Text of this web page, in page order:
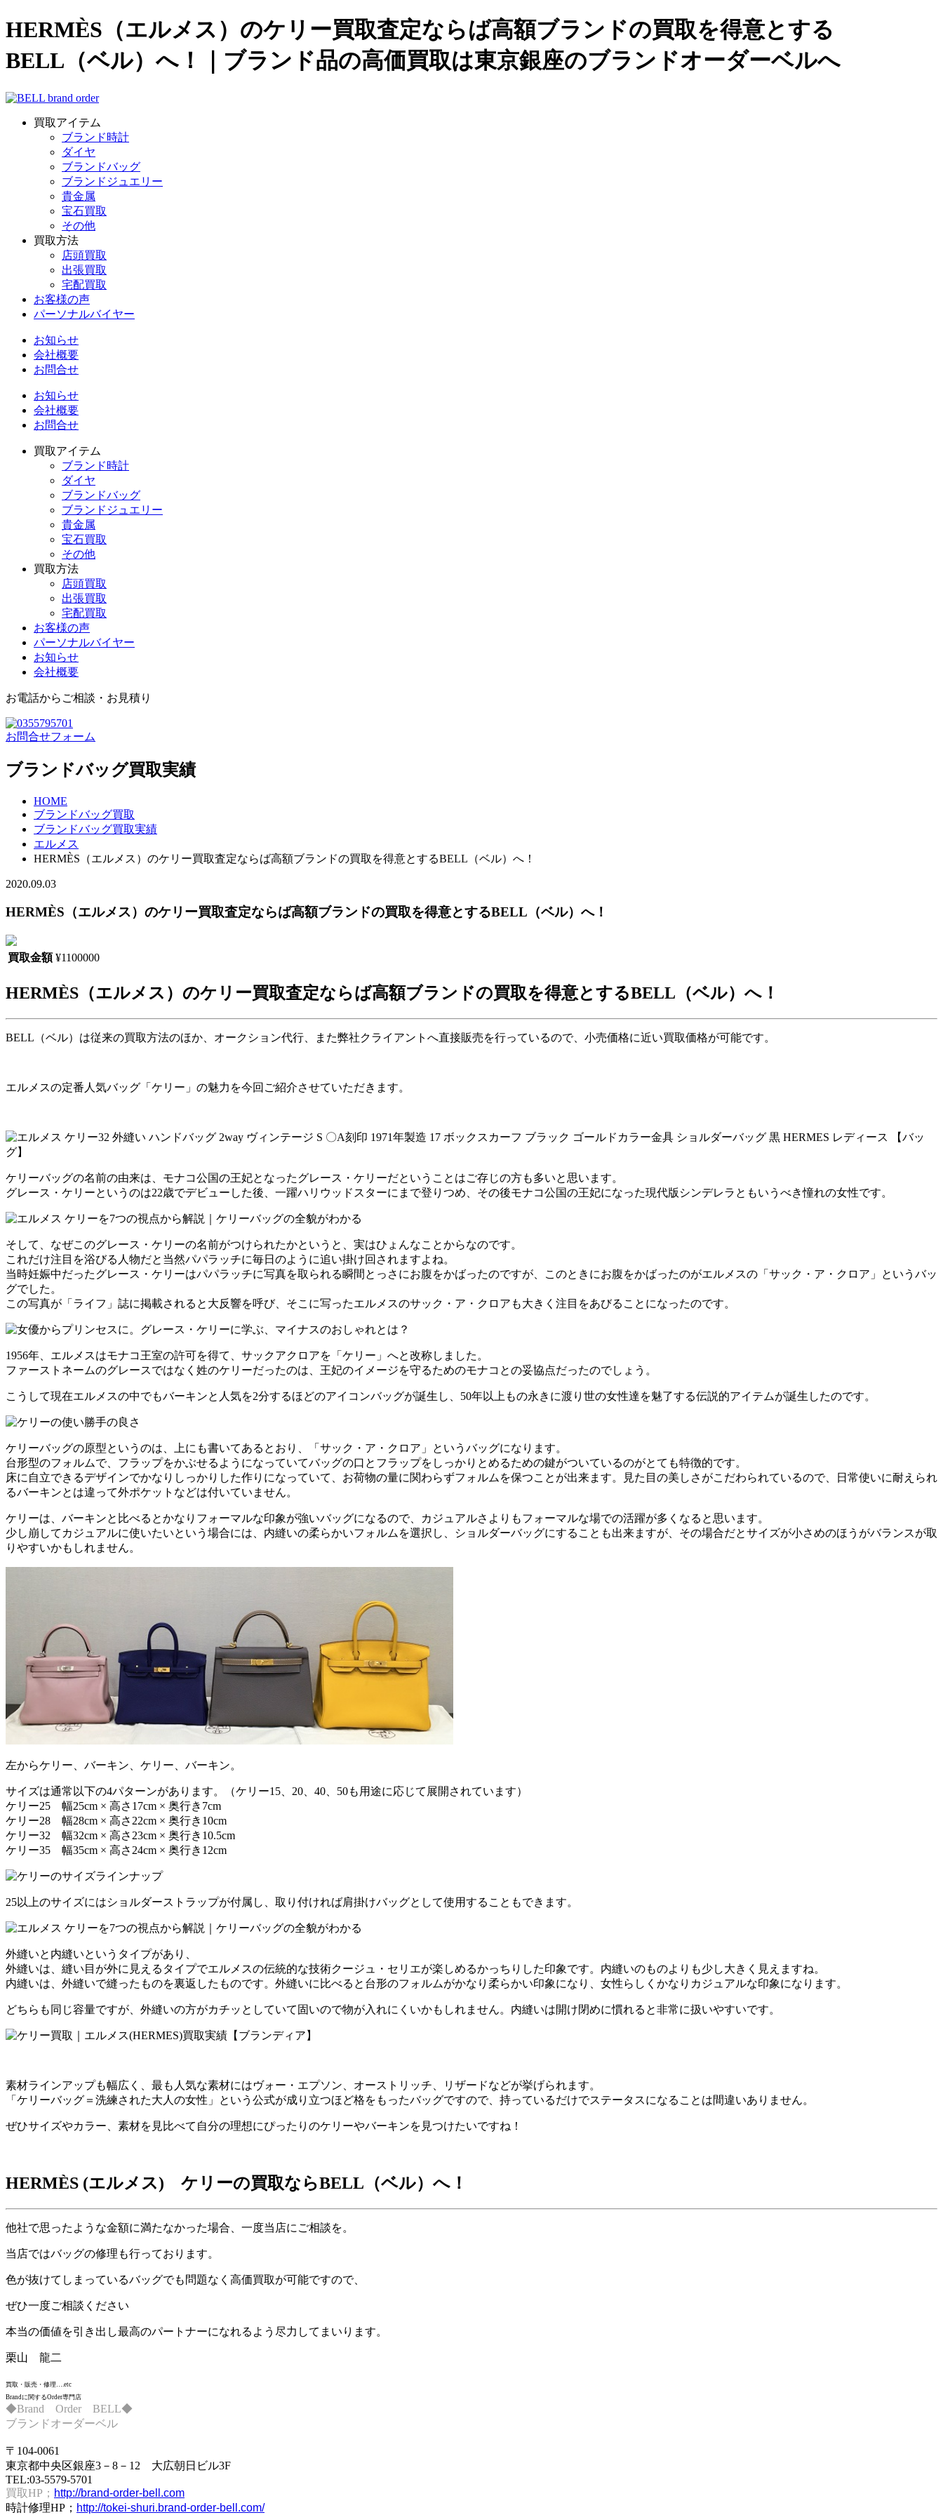
HERMÈS（エルメス）のケリー買取査定ならば高額ブランドの買取を得意とする
BELL（ベル）へ！｜ブランド品の高価買取は東京銀座のブランドオーダーベルへ
買取アイテム
ブランド時計
ダイヤ
ブランドバッグ
ブランドジュエリー
貴金属
宝石買取
その他
買取方法
店頭買取
出張買取
宅配買取
お客様の声
パーソナルバイヤー
お知らせ
会社概要
お問合せ
お知らせ
会社概要
お問合せ
買取アイテム
ブランド時計
ダイヤ
ブランドバッグ
ブランドジュエリー
貴金属
宝石買取
その他
買取方法
店頭買取
出張買取
宅配買取
お客様の声
パーソナルバイヤー
お知らせ
会社概要
お電話からご相談・お見積り
お問合せフォーム
ブランドバッグ買取実績
HOME
ブランドバッグ買取
ブランドバッグ買取実績
エルメス
HERMÈS（エルメス）のケリー買取査定ならば高額ブランドの買取を得意とするBELL（ベル）へ！
2020.09.03
HERMÈS（エルメス）のケリー買取査定ならば高額ブランドの買取を得意とするBELL（ベル）へ！
買取金額 ¥1100000
HERMÈS （エルメス）のケリー買取査定ならば高額ブランドの買取を得意とするBELL（ベル）へ！
BELL（ベル）は従来の買取方法のほか、オークション代行、また弊社クライアントへ直接販売を行っているので、小売価格に近い買取価格が可能です。
エルメスの定番人気バッグ「ケリー」の魅力を今回ご紹介させていただきます。
ケリーバッグの名前の由来は、モナコ公国の王妃となったグレース・ケリーだということはご存じの方も多いと思います。
グレース・ケリーというのは22歳でデビューした後、一躍ハリウッドスターにまで登りつめ、その後モナコ公国の王妃になった現代版シンデレラともいうべき憧れの女性です。
そして、なぜこのグレース・ケリーの名前がつけられたかというと、実はひょんなことからなのです。
これだけ注目を浴びる人物だと当然パパラッチに毎日のように追い掛け回されますよね。
当時妊娠中だったグレース・ケリーはパパラッチに写真を取られる瞬間とっさにお腹をかばったのですが、このときにお腹をかばったのがエルメスの「サック・ア・クロア」というバッ
グでした。
この写真が「ライフ」誌に掲載されると大反響を呼び、そこに写ったエルメスのサック・ア・クロアも大きく注目をあびることになったのです。
1956年、エルメスはモナコ王室の許可を得て、サックアクロアを「ケリー」へと改称しました。
ファーストネームのグレースではなく姓のケリーだったのは、王妃のイメージを守るためのモナコとの妥協点だったのでしょう。
こうして現在エルメスの中でもバーキンと人気を2分するほどのアイコンバッグが誕生し、50年以上もの永きに渡り世の女性達を魅了する伝説的アイテムが誕生したのです。
ケリーバッグの原型というのは、上にも書いてあるとおり、「サック・ア・クロア」というバッグになります。
台形型のフォルムで、フラップをかぶせるようになっていてバッグの口とフラップをしっかりとめるための鍵がついているのがとても特徴的です。
床に自立できるデザインでかなりしっかりした作りになっていて、お荷物の量に関わらずフォルムを保つことが出来ます。見た目の美しさがこだわられているので、日常使いに耐えられ
るバーキンとは違って外ポケットなどは付いていません。
ケリーは、バーキンと比べるとかなりフォーマルな印象が強いバッグになるので、カジュアルさよりもフォーマルな場での活躍が多くなると思います。
少し崩してカジュアルに使いたいという場合には、内縫いの柔らかいフォルムを選択し、ショルダーバッグにすることも出来ますが、その場合だとサイズが小さめのほうがバランスが取
りやすいかもしれません。
左からケリー、バーキン、ケリー、バーキン。
サイズは通常以下の4パターンがあります。（ケリー15、20、40、50も用途に応じて展開されています）
ケリー25 幅25cm × 高さ17cm × 奥行き7cm
ケリー28 幅28cm × 高さ22cm × 奥行き10cm
ケリー32 幅32cm × 高さ23cm × 奥行き10.5cm
ケリー35 幅35cm × 高さ24cm × 奥行き12cm
25以上のサイズにはショルダーストラップが付属し、取り付ければ肩掛けバッグとして使用することもできます。
外縫いと内縫いというタイプがあり、
外縫いは、縫い目が外に見えるタイプでエルメスの伝統的な技術クージュ・セリエが楽しめるかっちりした印象です。内縫いのものよりも少し大きく見えますね。
内縫いは、外縫いで縫ったものを裏返したものです。外縫いに比べると台形のフォルムがかなり柔らかい印象になり、女性らしくかなりカジュアルな印象になります。
どちらも同じ容量ですが、外縫いの方がカチッとしていて固いので物が入れにくいかもしれません。内縫いは開け閉めに慣れると非常に扱いやすいです。
素材ラインアップも幅広く、最も人気な素材にはヴォー・エプソン、オーストリッチ、リザードなどが挙げられます。
「ケリーバッグ＝洗練された大人の女性」という公式が成り立つほど格をもったバッグですので、持っているだけでステータスになることは間違いありません。
ぜひサイズやカラー、素材を見比べて自分の理想にぴったりのケリーやバーキンを見つけたいですね！
HERMÈS (エルメス) ケリーの買取ならBELL（ベル）へ！
他社で思ったような金額に満たなかった場合、一度当店にご相談を。
当店ではバッグの修理も行っております。
色が抜けてしまっているバッグでも問題なく高価買取が可能ですので、
ぜひ一度ご相談ください
本当の価値を引き出し最高のパートナーになれるよう尽力してまいります。
栗山 龍二
買取・販売・修理….etc
Brandに関するOrder専門店
◆Brand Order BELL◆
ブランドオーダーベル
〒104-0061
東京都中央区銀座3－8－12 大広朝日ビル3F
TEL:03-5579-5701
買取HP； http://brand-order-bell.com
時計修理HP； http://tokei-shuri.brand-order-bell.com/